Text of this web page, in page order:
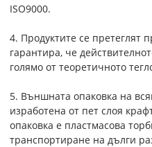
ISO9000.
4. Продуктите се претеглят
гарантира, че
голямо от теоретичното
5. Външната опаковка на
изработена от пет слоя
опаковка е пластмасова
транспортиране на дълги